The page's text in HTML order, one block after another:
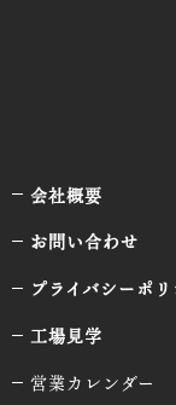
会社概要
お問い合わせ
プライバシーポ
工場見学
営業カレンダー